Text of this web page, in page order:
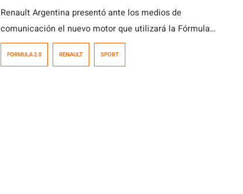
Renault Argentina presentó ante los medios de
comunicación el nuevo motor que utilizará la Fórmula
Renault 2.0 a partir de la fecha de Mendoza. Esta planta
FORMULA 2.0 RENAULT SPORT